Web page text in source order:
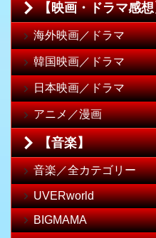
【映画・ドラマ感
海外映画／ドラマ
韓国映画／ドラマ
日本映画／ドラマ
アニメ／漫画
【音楽】
音楽／全カテゴリー
UVERworld
BIGMAMA